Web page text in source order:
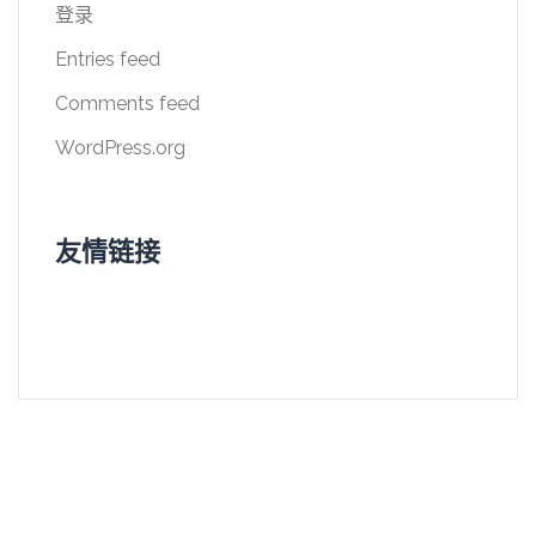
登录
Entries feed
Comments feed
WordPress.org
友情链接